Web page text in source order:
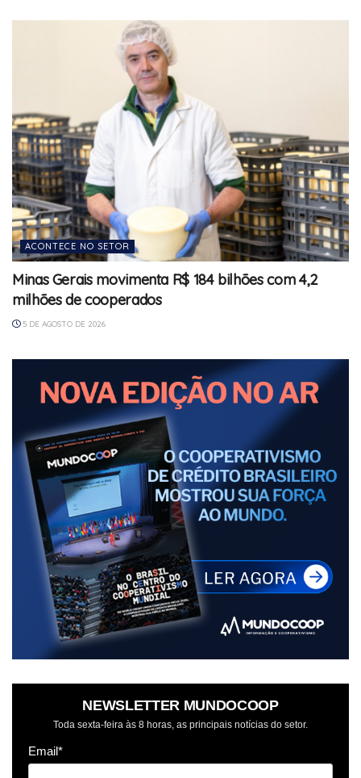
ACONTECE NO SETOR
Minas Gerais movimenta R$ 184 bilhões com 4,2
milhões de cooperados
5 DE AGOSTO DE 2026
NEWSLETTER MUNDOCOOP
Toda sexta-feira às 8 horas, as principais notícias do setor.
Email*